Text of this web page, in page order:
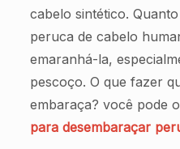
cabelo sintético.
peruca de cabelo
emaranhá-la,
pescoço. O que fazer
embaraça? você pode
para desembaraçar